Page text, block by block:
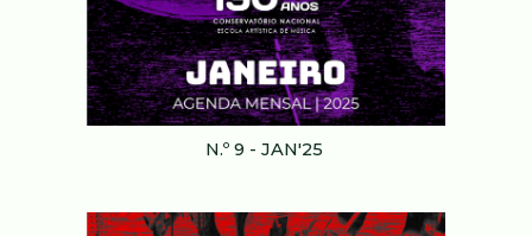
N.º 9 - JAN'25